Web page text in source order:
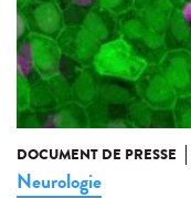
DOCUMENT DE PRESSE
Neurologie